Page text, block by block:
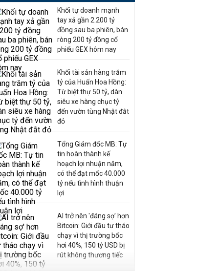
Khối tự doanh mạnh
tay xả gần 2.200 tỷ
đồng sau ba phiên, bán
ròng 200 tỷ đồng cổ
phiếu GEX hôm nay
Khối tài sản hàng trăm
tỷ của Huấn Hoa Hồng:
Từ biệt thự 50 tỷ, dàn
siêu xe hàng chục tỷ
đến vườn tùng Nhật đắt
đỏ
Tổng Giám đốc MB: Tự
tin hoàn thành kế
hoạch lợi nhuận năm,
có thể đạt mốc 40.000
tỷ nếu tình hình thuận
lợi
AI trở nên 'đáng sợ' hơn
Bitcoin: Giới đầu tư tháo
chạy vì thị trường bốc
hơi 40%, 150 tỷ USD bị
rút không thương tiếc